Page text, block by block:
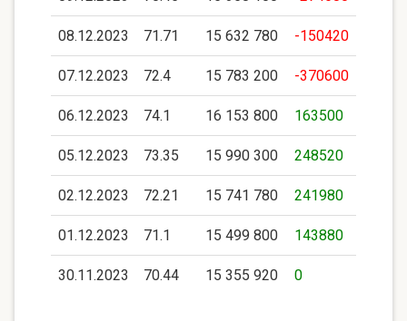
08.12.2023 71.71 15 632 780 -150420
07.12.2023 72.4 15 783 200 -370600
06.12.2023 74.1 16 153 800 163500
05.12.2023 73.35 15 990 300 248520
02.12.2023 72.21 15 741 780 241980
01.12.2023 71.1 15 499 800 143880
30.11.2023 70.44 15 355 920 0